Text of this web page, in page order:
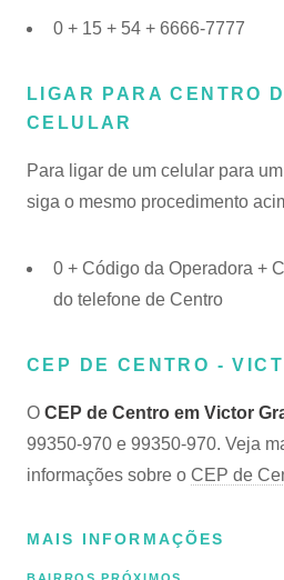
0 + 15 + 54 + 6666-7777
LIGAR PARA CENTRO
CELULAR
Para ligar de um celular para
siga o mesmo procedimento
0 + Código da Operadora +
do telefone de Centro
CEP DE CENTRO -
O CEP de Centro em Victor
99350-970 e 99350-970. Veja
informações sobre o CEP de
MAIS INFORMAÇÕES